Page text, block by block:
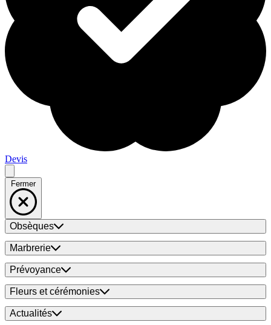
Devis
Fermer
Obsèques
Marbrerie
Prévoyance
Fleurs et cérémonies
Actualités